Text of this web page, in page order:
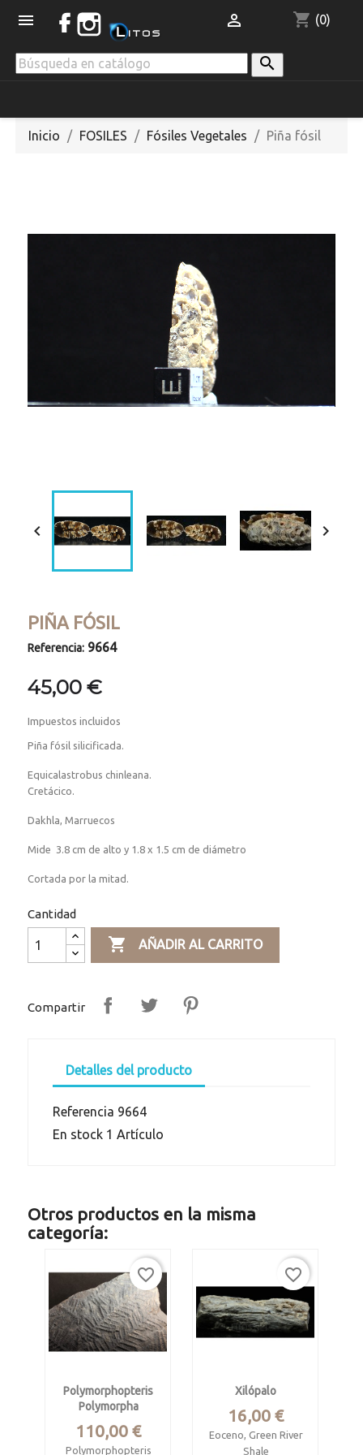
 shopping_cart (0)


Inicio FOSILES Fósiles Vegetales Piña fósil
 
PIÑA FÓSIL
Referencia: 9664
45,00 €
Impuestos incluidos
Piña fósil silicificada.
Equicalastrobus chinleana.
Cretácico.
Dakhla, Marruecos
Mide 3.8 cm de alto y 1.8 x 1.5 cm de diámetro
Cortada por la mitad.
Cantidad
 AÑADIR AL CARRITO
Compartir
Detalles del producto
Referencia 9664
En stock 1 Artículo
Otros productos en la misma
categoría:
Polymorphopteris
Polymorpha
Precio
110,00 €
Polymorphopteris
favorite_border
Xilópalo
Precio
16,00 €
Eoceno, Green River
Shale
favorite_border